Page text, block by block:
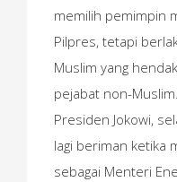
memilih pemimpin
Pilpres, tetapi
Muslim yang
pejabat non-
Presiden Jokowi,
lagi beriman ketika
sebagai Menteri